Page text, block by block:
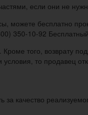
если они не
можете бесплатно
350-10-92
того, возврату
то продавец
за качество